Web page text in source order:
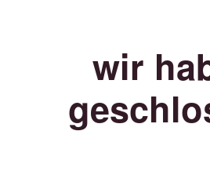
wir